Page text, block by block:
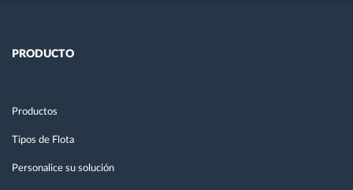
PRODUCTO
Productos
Tipos de Flota
Personalice su solución